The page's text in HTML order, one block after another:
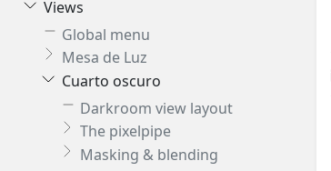
Views
Global menu
Mesa de Luz
Cuarto oscuro
Darkroom view layout
The pixelpipe
Masking & blending